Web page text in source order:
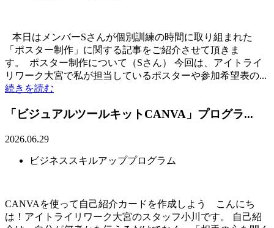
本日はメンバーSさんが個別訓練の時間に取り組まれた
「ポスター制作」に関する記事をご紹介させて頂きま
す。 ポスター制作について（Sさん） 今回は、アイトライ
リワーク大宮で私が担当しているポスターや参加希望表の...
続きを読む
「ビジュアルツールキットCANVA」プログラ...
2026.06.29
ビジネススキルアッププログラム
CANVAを使って自己紹介カードを作成しよう こんにち
は！アイトライリワーク大宮のスタッフ小川です。 自己紹